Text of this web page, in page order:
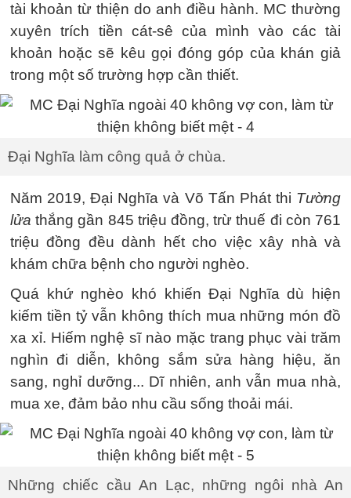
tài khoản từ thiện do anh điều hành. MC thường
xuyên trích tiền cát-sê của mình vào các tài
khoản hoặc sẽ kêu gọi đóng góp của khán giả
trong một số trường hợp cần thiết.
Đại Nghĩa làm công quả ở chùa.
Năm 2019, Đại Nghĩa và Võ Tấn Phát thi Tường
lửa thắng gần 845 triệu đồng, trừ thuế đi còn 761
triệu đồng đều dành hết cho việc xây nhà và
khám chữa bệnh cho người nghèo.
Quá khứ nghèo khó khiến Đại Nghĩa dù hiện
kiếm tiền tỷ vẫn không thích mua những món đồ
xa xỉ. Hiếm nghệ sĩ nào mặc trang phục vài trăm
nghìn đi diễn, không sắm sửa hàng hiệu, ăn
sang, nghỉ dưỡng... Dĩ nhiên, anh vẫn mua nhà,
mua xe, đảm bảo nhu cầu sống thoải mái.
Những chiếc cầu An Lạc, những ngôi nhà An